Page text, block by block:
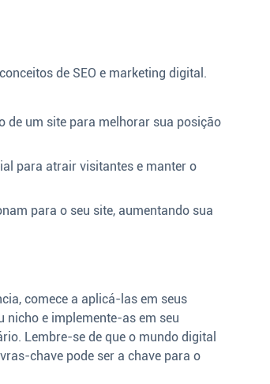
de SEO e marketing digital.
de um site para melhorar sua posição
para atrair visitantes e manter o
para o seu site, aumentando sua
comece a aplicá-las em seus
nicho e implemente-as em seu
Lembre-se de que o mundo digital
chave pode ser a chave para o